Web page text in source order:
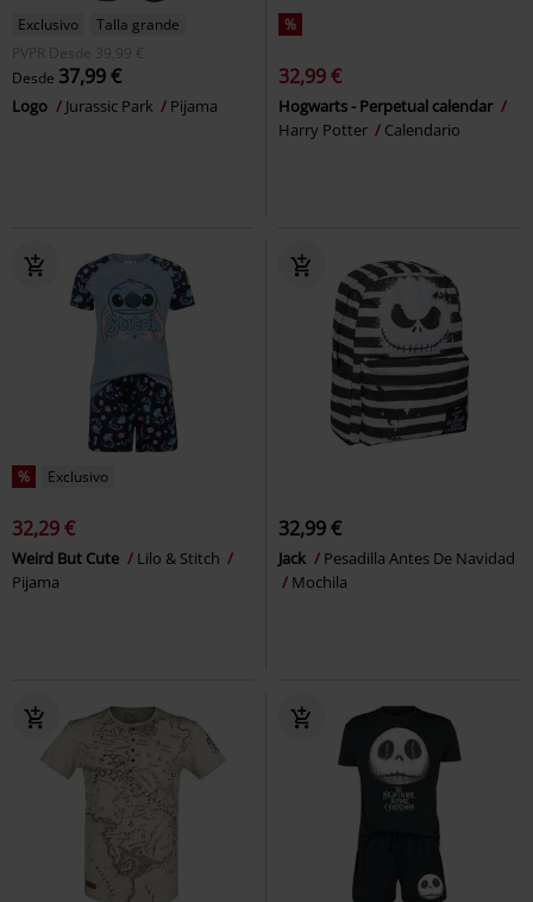
Exclusivo
Talla grande
PVPR
Desde 39,99 €
Desde 37,99 €
Logo Jurassic Park Pijama
%
32,99 €
Hogwarts - Perpetual calendar
Harry Potter
Calendario
% Exclusivo
32,29 €
Weird But Cute
Lilo & Stitch
Pijama
32,99 €
Jack
Pesadilla Antes De Navidad
Mochila